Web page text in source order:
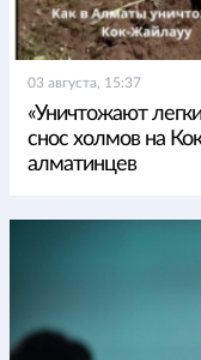
03 августа, 15:37
«Уничтожают
снос холмов на
алматинцев